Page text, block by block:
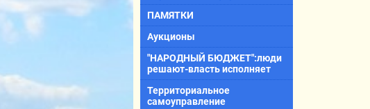
ПАМЯТКИ
Аукционы
"НАРОДНЫЙ БЮДЖЕТ":люди
решают-власть исполняет
Территориальное
самоуправление